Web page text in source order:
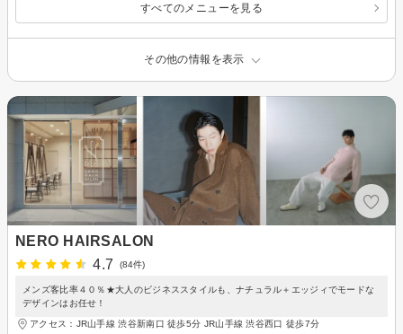
すべてのメニューを見る
その他の情報を表示
NERO HAIRSALON
4.7
(84件)
メンズ客比率４０％★大人のビジネススタイルも、ナチュラル＋エッジィでモードな
デザインはお任せ！
アクセス：JR山手線 渋谷新南口 徒歩5分 JR山手線 渋谷西口 徒歩7分